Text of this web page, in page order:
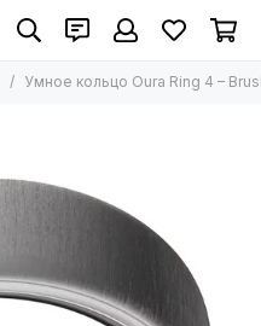
Умное кольцо Oura Ring 4 –